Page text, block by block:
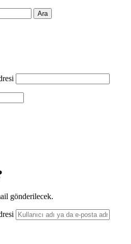
Ara
gönderilecek.